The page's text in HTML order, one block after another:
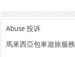
Abuse 投诉
馬來西亞包車遊旅服務